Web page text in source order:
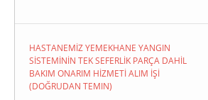
HASTANEMİZ YEMEKHANE YANGIN
SİSTEMİNİN TEK SEFERLİK PARÇA DAHİL
BAKIM ONARIM HİZMETİ ALIM İŞİ
(DOĞRUDAN TEMIN)